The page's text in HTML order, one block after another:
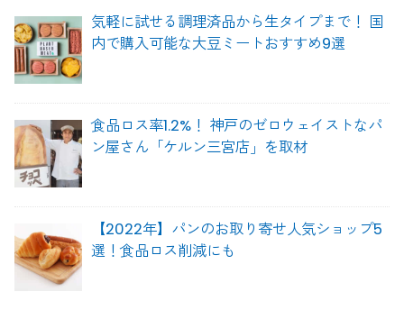
気軽に試せる調理済品から生タイプまで！ 国
内で購入可能な大豆ミートおすすめ9選
食品ロス率1.2%！ 神戸のゼロウェイストなパ
ン屋さん「ケルン三宮店」を取材
【2022年】パンのお取り寄せ人気ショップ5
選！食品ロス削減にも